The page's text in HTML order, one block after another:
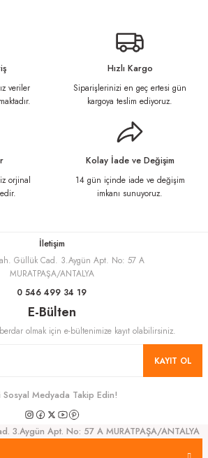
noktaları öneri formunu kullanarak tarafımıza
önerileriniz için teşekkür ederiz.
veya görüntülenemiyor.
bulunuyor.
Gönder
veriler
Hızlı Kargo
Siparişlerinizi en geç ertesi gün
kargoya teslim ediyoruz.
orjinal
Kolay İade ve Değişim
14 gün içinde iade ve değişim
imkanı sunuyoruz.
İletişim
Güllük Cad. 3.Aygün Apt. No: 57 A
MURATPAŞA/ANTALYA
0 546 499 34 19
E-Bülten
olmak için e-bültenimize kayıt olabilirsiniz.
KAYIT OL
Sosyal Medyada Takip Edin!
3.Aygün Apt. No: 57 A MURATPAŞA/ANTALYA